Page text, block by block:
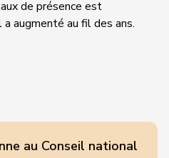
de présence est
augmenté au fil des ans.
au Conseil national